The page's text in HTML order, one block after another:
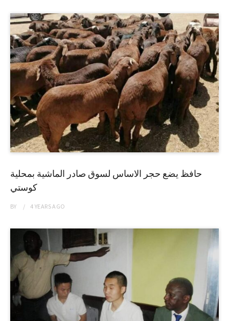
حافظ يضع حجر الاساس لسوق صادر الماشية بمحلية
كوستي
BY 4 YEARSAGO